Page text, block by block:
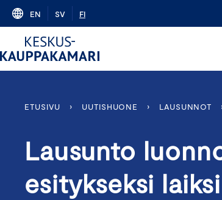
Skip
content
EN SV FI
ETUSIVU › UUTISHUONE › LAUSUNNOT
Lausunto
esitykseksi